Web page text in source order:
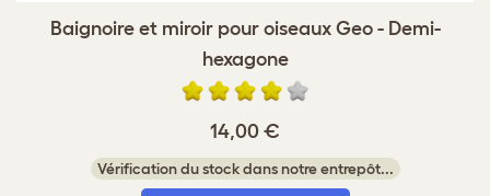
Baignoire et miroir pour oiseaux Geo - Demi-
hexagone
14,00 €
Vérification du stock dans notre entrepôt...